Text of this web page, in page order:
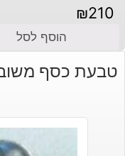
₪210
הוסף לסל